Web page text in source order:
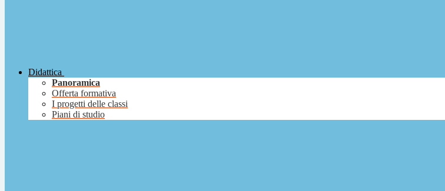
Didattica
Panoramica
Offerta formativa
I progetti delle classi
Piani di studio